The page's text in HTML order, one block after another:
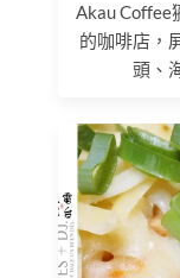
Akau Coffee
的咖啡店，
頭、